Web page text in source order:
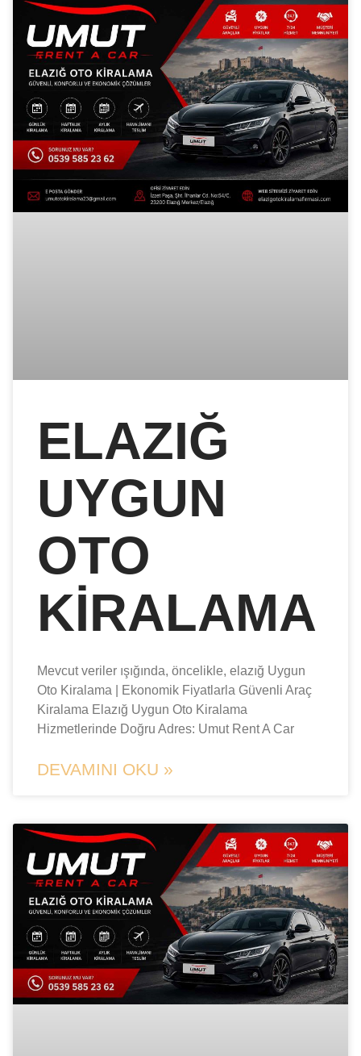
ELAZIĞ
UYGUN
OTO
KIRALAMA
Mevcut veriler ışığında, öncelikle, elazığ Uygun
Oto Kiralama | Ekonomik Fiyatlarla Güvenli Araç
Kiralama Elazığ Uygun Oto Kiralama
Hizmetlerinde Doğru Adres: Umut Rent A Car
DEVAMINI OKU »